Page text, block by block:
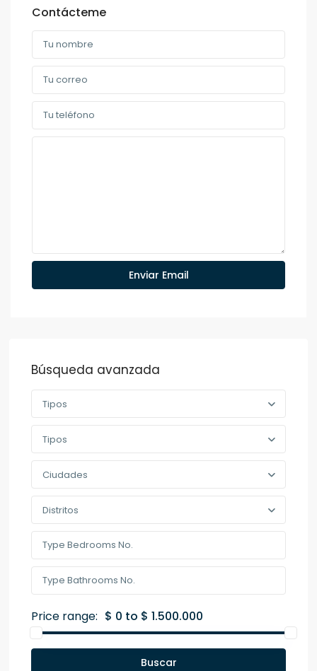
Contácteme
Búsqueda avanzada
Tipos
Tipos
Ciudades
Distritos
Price range: $ 0 to $ 1.500.000
Buscar